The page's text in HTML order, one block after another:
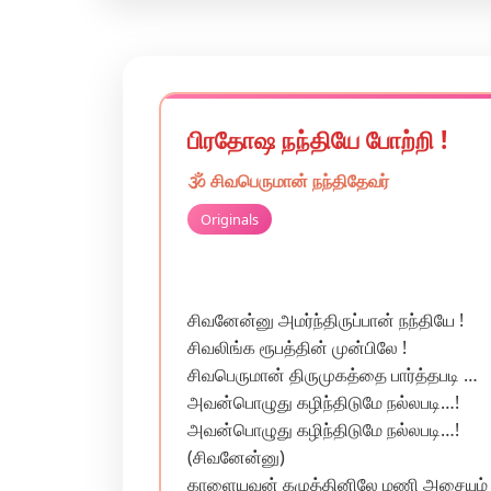
பிரதோஷ நந்தியே போற்றி !
🕉️சிவபெருமான்நந்திதேவர்
Originals
சிவனேன்னு அமர்ந்திருப்பான் நந்தியே !
சிவலிங்க ரூபத்தின் முன்பிலே !
சிவபெருமான் திருமுகத்தை பார்த்தபடி …
அவன்பொழுது கழிந்திடுமே நல்லபடி…!
அவன்பொழுது கழிந்திடுமே நல்லபடி…!
(சிவனேன்னு)
காளையவன் கழுத்தினிலே மணி